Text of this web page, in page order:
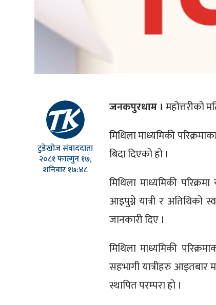
टुडेखोज संवाददाता
२०८१ फाल्गुन १७,
शनिबार १७:४८
जनकपुरधाम । महोत्तरीको
मिथिला माध्यमिकी
बिदा दिएको हो ।
मिथिला माध्यमिकी
आइपुग्ने यात्री र अतिथिको
जानकारी दिए ।
मिथिला माध्यमिकी
सहभागी यात्रीहरु आइतबार
स्थापित परम्परा हो ।